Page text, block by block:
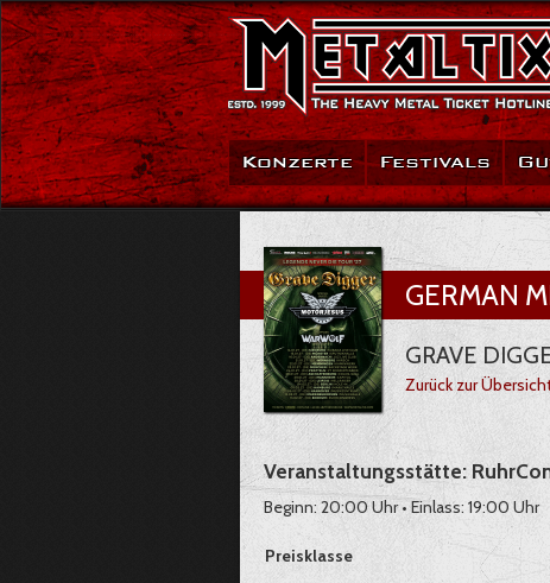
Konzerte Festivals
GERMAN
GRAVE
Zurück zur
Veranstaltungsstätte:
Beginn: 20:00 Uhr • Einlass: 19:00 Uhr
Auswahl von Tickets pro
Preisklasse